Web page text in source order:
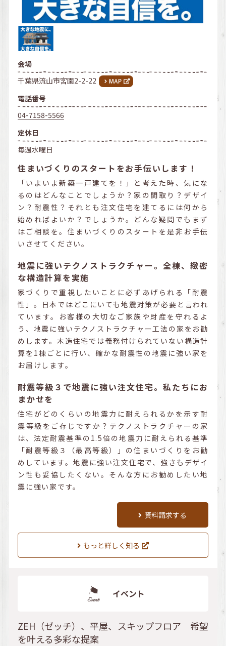
会場
千葉県流山市宮園2-2-22
電話番号
04-7158-5566
定休日
毎週水曜日
住まいづくりのスタートをお手伝いします！
「いよいよ新築一戸建てを！」と考えた時、気にな
るのはどんなことでしょうか？家の間取り？デザイ
ン？耐震性？それとも注文住宅を建てるには何から
始めればよいか？でしょうか。どんな疑問でもまず
はご相談を。住まいづくりのスタートを是非お手伝
いさせてください。
地震に強いテクノストラクチャー。全棟、緻密
な構造計算を実施
家づくりで重視したいことに必ずあげられる「耐震
性」。日本ではどこにいても地震対策が必要と言われ
ています。お客様の大切なご家族や財産を守れるよ
う、地震に強いテクノストラクチャー工法の家をお勧
めします。木造住宅では義務付けられていない構造計
算を1棟ごとに行い、確かな耐震性の地震に強い家を
お届けします。
耐震等級３で地震に強い注文住宅。私たちにお
まかせを
住宅がどのくらいの地震力に耐えられるかを示す耐
震等級をご存じですか？テクノストラクチャーの家
は、法定耐震基準の1.5倍の地震力に耐えられる基準
「耐震等級３（最高等級）」の住まいづくりをお勧
めしています。地震に強い注文住宅で、強さもデザイ
ン性も妥協したくない。そんな方にお勧めしたい地
震に強い家です。
資料請求する
もっと詳しく知る
イベント
ZEH（ゼッチ）、平屋、スキップフロア 希望
を叶える多彩な提案